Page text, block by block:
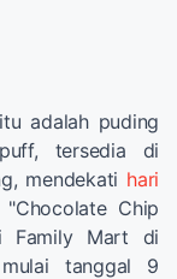
adalah puding
tersedia di
mendekati hari
Chip
Family Mart di
tanggal 9